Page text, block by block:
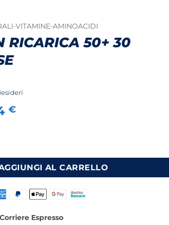
VITAMINE-AMINOACIDI
RICARICA 50+ 30
€.
€
18,04 €.
50+ 30 COMPRESSE quantità
AL CARRELLO
Corriere Espresso